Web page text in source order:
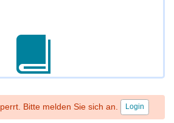
Bitte melden Sie sich an. Login